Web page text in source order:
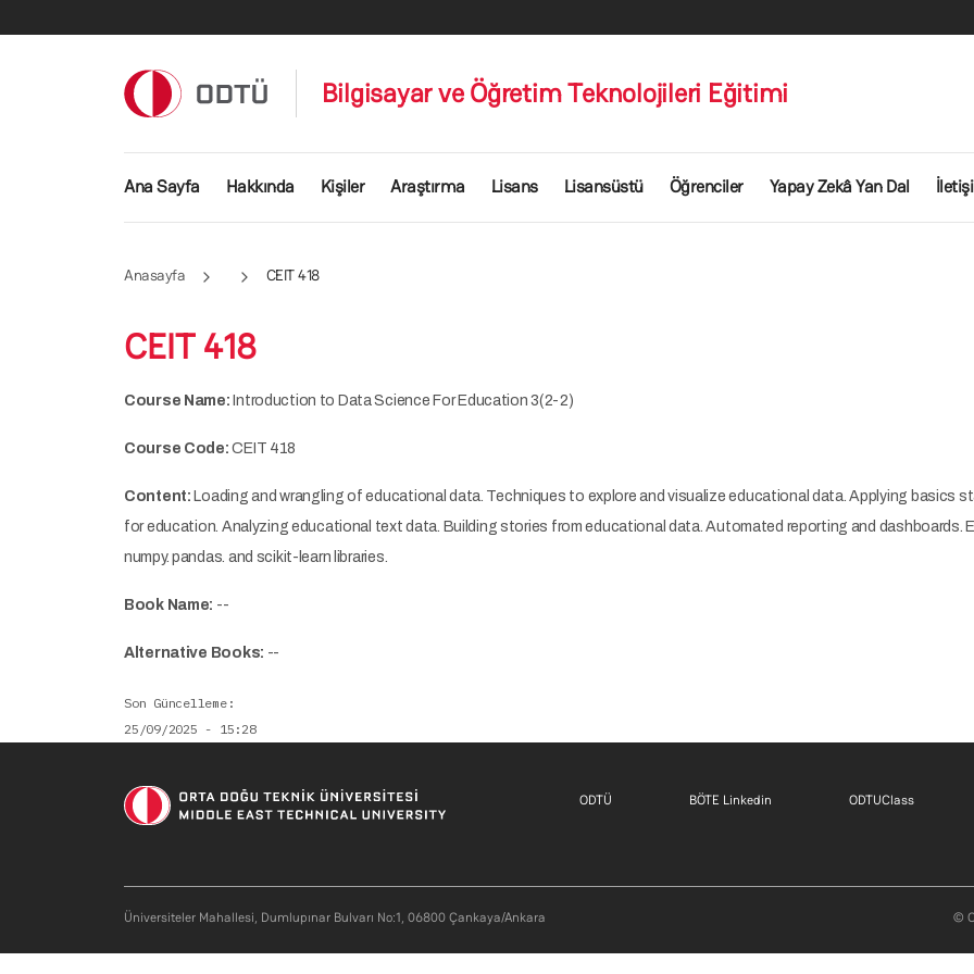
Bilgisayar ve Öğretim Teknolojileri Eğitimi
Ana gezinti menüsü
Ana Sayfa Hakkında Kişiler Araştırma Lisans Lisansüstü Öğrenciler Yapay Zekâ Yan Dal
Anasayfa CEIT 418
CEIT 418
Course Name: Introduction to Data Science For Education 3(2-2)
Course Code: CEIT 418
Content: Loading and wrangling of educational data. Techniques to explore and visualize educational data. Applying basics
for education. Analyzing educational text data. Building stories from educational data. Automated reporting and dashboards.
numpy. pandas. and scikit-learn libraries.
Book Name: --
Alternative Books: --
Son Güncelleme
25/09/2025 - 15:28
Footer menu 1 TR
ODTÜ Footer menu 2 TR
BÖTE Linkedin Footer
ODTUClass
Üniversiteler Mahallesi, Dumlupınar Bulvarı No:1, 06800 Çankaya/Ankara ©